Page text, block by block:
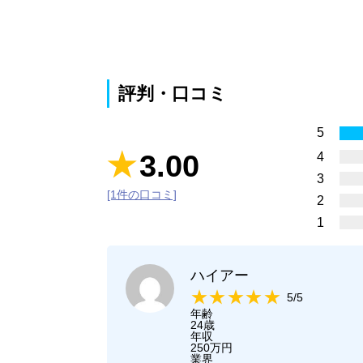
評判・口コミ
3.00
[1件の口コミ]
5
4
3
2
1
ハイアー
5/5
年齢
24歳
年収
250万円
業界